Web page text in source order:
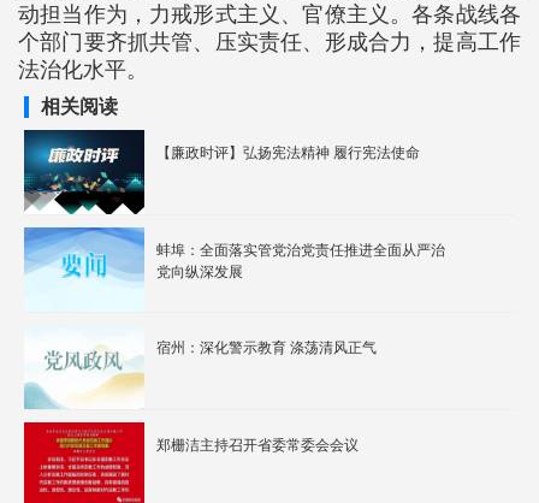
动担当作为，力戒形式主义、官僚主义。各条战线各
个部门要齐抓共管、压实责任、形成合力，提高工作
法治化水平。
相关阅读
【廉政时评】弘扬宪法精神 履行宪法使命
蚌埠：全面落实管党治党责任推进全面从严治
党向纵深发展
宿州：深化警示教育 涤荡清风正气
郑栅洁主持召开省委常委会会议